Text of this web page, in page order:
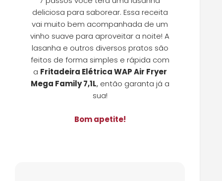
deliciosa para saborear. Essa receita
vai muito bem acompanhada de um
vinho suave para aproveitar a noite! A
lasanha e outros diversos pratos são
feitos de forma simples e rápida com
a Fritadeira Elétrica WAP Air Fryer
Mega Family 7,1L, então garanta já a
sua!
Bom apetite!